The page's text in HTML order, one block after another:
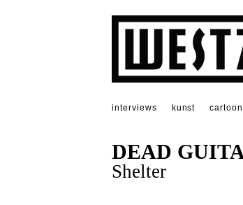
interviews kunst cartoon
DEAD
Shelter